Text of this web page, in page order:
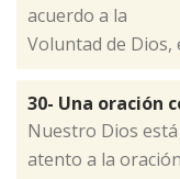
acuerdo a la
Voluntad de Dios,
30- Una oración
Nuestro Dios está
atento a la oración